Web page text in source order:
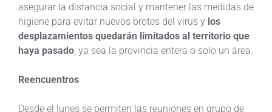
asegurar la distancia social y mantener las medidas de
higiene para evitar nuevos brotes del virus y los
desplazamientos quedarán limitados al territorio que
haya pasado , ya sea la provincia entera o solo un área.
Reencuentros
Desde el lunes se permiten las reuniones en grupo de